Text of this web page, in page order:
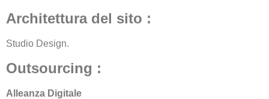
Architettura del sito :
Studio Design.
Outsourcing :
Alleanza Digitale